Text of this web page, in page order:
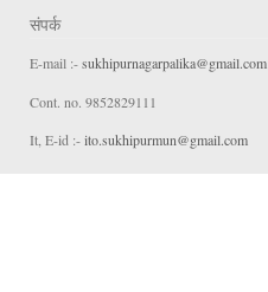
संपर्क
E-mail :-sukhipurnagarpalika@gmail.com
Cont. no. 9852829111
It, E-id :-ito.sukhipurmun@gmail.com